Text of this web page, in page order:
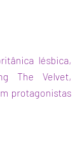
lésbica,
The Velvet,
protagonistas